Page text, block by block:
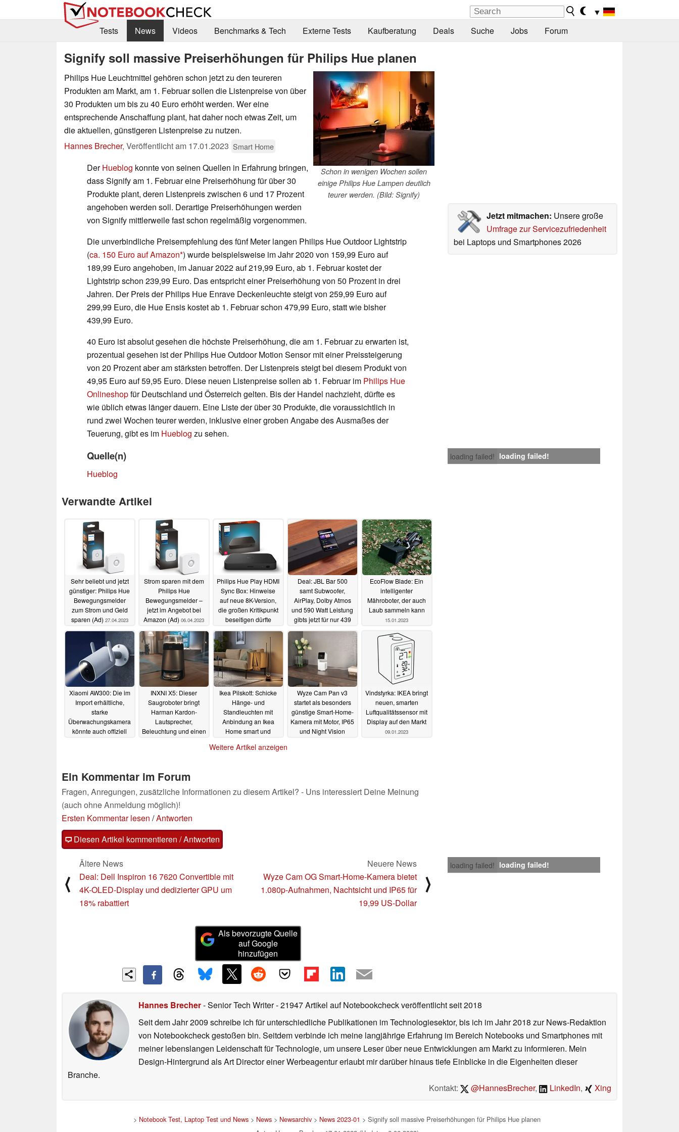
▼
Tests
News Videos Benchmarks & Tech Externe Tests Kaufberatung Deals Suche Jobs Forum
Signify soll massive Preiserhöhungen für Philips Hue planen
Schon in wenigen Wochen sollen
einige Philips Hue Lampen deutlich
teurer werden. (Bild: Signify)
Philips Hue Leuchtmittel gehören schon jetzt zu den teureren
Produkten am Markt, am 1. Februar sollen die Listenpreise von über
30 Produkten um bis zu 40 Euro erhöht werden. Wer eine
entsprechende Anschaffung plant, hat daher noch etwas Zeit, um
die aktuellen, günstigeren Listenpreise zu nutzen.
Hannes Brecher, Veröffentlicht am 17.01.2023 Smart Home
Jetzt mitmachen: Unsere große
Umfrage zur Servicezufriedenheit
bei Laptops und Smartphones 2026
DerHueblog konnte von seinen Quellen in Erfahrung bringen,
dass Signify am 1. Februar eine Preiserhöhung für über 30
Produkte plant, deren Listenpreis zwischen 6 und 17 Prozent
angehoben werden soll. Derartige Preiserhöhungen werden
von Signify mittlerweile fast schon regelmäßig vorgenommen.
Die unverbindliche Preisempfehlung des fünf Meter langen Philips Hue Outdoor Lightstrip
(ca. 150 Euro auf Amazon ) wurde beispielsweise im Jahr 2020 von 159,99 Euro auf
189,99 Euro angehoben, im Januar 2022 auf 219,99 Euro, ab 1. Februar kostet der
Lightstrip schon 239,99 Euro. Das entspricht einer Preiserhöhung von 50 Prozent in drei
Jahren. Der Preis der Philips Hue Enrave Deckenleuchte steigt von 259,99 Euro auf
299,99 Euro, die Hue Ensis kostet ab 1. Februar schon 479,99 Euro, statt wie bisher
439,99 Euro.
40 Euro ist absolut gesehen die höchste Preiserhöhung, die am 1. Februar zu erwarten ist,
prozentual gesehen ist der Philips Hue Outdoor Motion Sensor mit einer Preissteigerung
von 20 Prozent aber am stärksten betroffen. Der Listenpreis steigt bei diesem Produkt von
49,95 Euro auf 59,95 Euro. Diese neuen Listenpreise sollen ab 1. Februar im Philips Hue
Onlineshopfür Deutschland und Österreich gelten. Bis der Handel nachzieht, dürfte es
wie üblich etwas länger dauern. Eine Liste der über 30 Produkte, die voraussichtlich in
rund zwei Wochen teurer werden, inklusive einer groben Angabe des Ausmaßes der
Teuerung, gibt es im Hueblog zu sehen.
loading failed! loading failed!
Quelle(n)
Hueblog
Verwandte Artikel
Sehr beliebt und jetzt
günstiger: Philips Hue
Bewegungsmelder
zum Strom und Geld
sparen (Ad) 27.04.2023
Strom sparen mit dem
Philips Hue
Bewegungsmelder –
jetzt im Angebot bei
Amazon (Ad) 06.04.2023
Philips Hue Play HDMI
Sync Box: Hinweise
auf neue 8K-Version,
die großen Kritikpunkt
beseitigen dürfte
12.02.2023
Deal: JBL Bar 500
samt Subwoofer,
AirPlay, Dolby Atmos
und 590 Watt Leistung
gibts jetzt für nur 439
17.01.2023
EcoFlow Blade: Ein
intelligenter
Mähroboter, der auch
Laub sammeln kann
15.01.2023
Xiaomi AW300: Die im
Import erhältliche,
starke
Überwachungskamera
könnte auch offiziell
INXNI X5: Dieser
Saugroboter bringt
Harman Kardon-
Lautsprecher,
Beleuchtung und einen
Ikea Pilskott: Schicke
Hänge- und
Standleuchten mit
Anbindung an Ikea
Home smart und
Lichteffekten10.01.2023
Wyze Cam Pan v3
startet als besonders
günstige Smart-Home-
Kamera mit Motor, IP65
und Night Vision
Vindstyrka: IKEA bringt
neuen, smarten
Luftqualitätssensor mit
Display auf den Markt
09.01.2023
Weitere Artikel anzeigen
Ein Kommentar im Forum
Fragen, Anregungen, zusätzliche Informationen zu diesem Artikel? - Uns interessiert Deine Meinung
(auch ohne Anmeldung möglich)!
Ersten Kommentar lesen /Antworten
Diesen Artikel kommentieren / Antworten
loading failed! loading failed!
⟨
Ältere News
Deal: Dell Inspiron 16 7620 Convertible mit
4K-OLED-Display und dedizierter GPU um
18% rabattiert
Neuere News
Wyze Cam OG Smart-Home-Kamera bietet
1.080p-Aufnahmen, Nachtsicht und IP65 für
19,99 US-Dollar
⟩
Als bevorzugte Quelle
auf Google
hinzufügen
Hannes Brecher- Senior Tech Writer- 21947 Artikel auf Notebookcheck veröffentlichtseit 2018
Seit dem Jahr 2009 schreibe ich für unterschiedliche Publikationen im Technologiesektor, bis ich im Jahr 2018 zur News-Redaktion
von Notebookcheck gestoßen bin. Seitdem verbinde ich meine langjährige Erfahrung im Bereich Notebooks und Smartphones mit
meiner lebenslangen Leidenschaft für Technologie, um unsere Leser über neue Entwicklungen am Markt zu informieren. Mein
Design-Hintergrund als Art Director einer Werbeagentur erlaubt mir darüber hinaus tiefe Einblicke in die Eigenheiten dieser
Branche.
Kontakt:
@HannesBrecher, LinkedIn, Xing
> Notebook Test, Laptop Test und News > News > Newsarchiv > News 2023-01 > Signify soll massive Preiserhöhungen für Philips Hue planen